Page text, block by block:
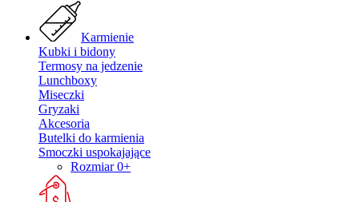
Karmienie
Kubki i bidony
Termosy na jedzenie
Lunchboxy
Miseczki
Gryzaki
Akcesoria
Butelki do karmienia
Smoczki uspokajające
Rozmiar 0+